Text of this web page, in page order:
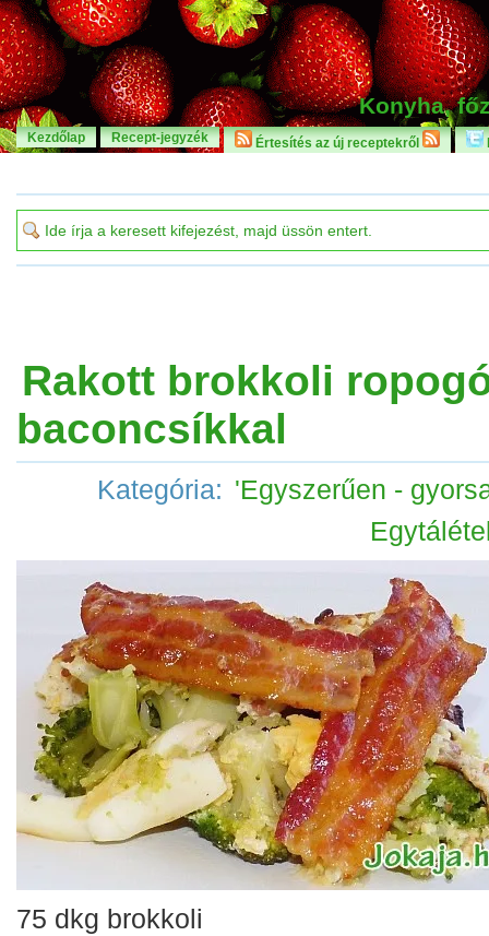
Konyha,
Kezdőlap Recept-jegyzék Értesítés az új receptekről
Rakott brokkoli
baconcsíkkal
Kategória: 'Egyszerűen -
75 dkg brokkoli